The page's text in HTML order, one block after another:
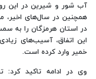
آب شور و شیرین در این
همچنین در سال‌های اخیر،
در استان هرمزگان را به
این اتفاق، آسیب‌های
خمیر وارد کرده است.
وی در ادامه تاکید کرد: